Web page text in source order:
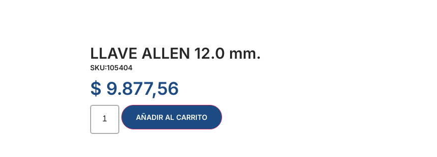
LLAVE ALLEN 12.0 mm.
SKU:105404
$ 9.877,56
AÑADIR AL CARRITO